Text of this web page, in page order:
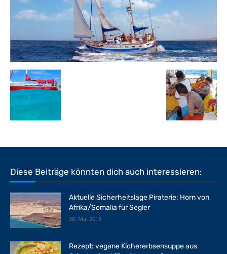
Diese Beiträge könnten dich auch interessieren:
Aktuelle Sicherheitslage Piraterie: Horn von
Afrika/Somalia für Segler
28. Mai 2019
Rezept: vegane Kichererbsensuppe aus